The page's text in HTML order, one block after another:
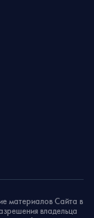
материалов Сайта в
владельца